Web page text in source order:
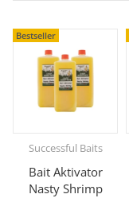
Bestseller
Successful Baits
Bait Aktivator
Nasty Shrimp